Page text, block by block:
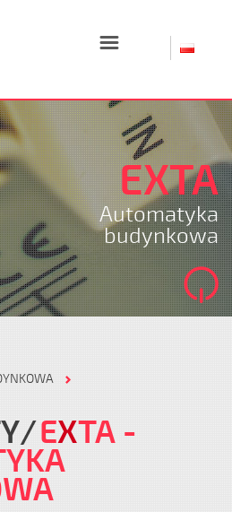
☰
EXTA
Automatyka
budynkowa
EXTA -